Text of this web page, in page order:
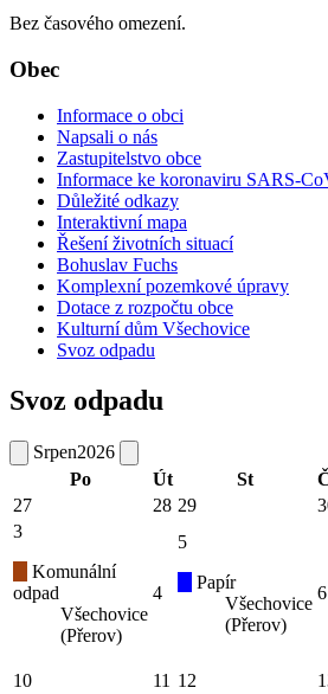
Bez časového omezení.
Obec
Informace o obci
Napsali o nás
Zastupitelstvo obce
Informace ke koronaviru SARS-
Důležité odkazy
Interaktivní mapa
Řešení životních situací
Bohuslav Fuchs
Komplexní pozemkové úpravy
Dotace z rozpočtu obce
Kulturní dům Všechovice
Svoz odpadu
Svoz odpadu
Srpen2026
Po
Út St
27
28 29
3
Komunální
odpad
Všechovice
(Přerov)
4
5
Papír
Všechovice
(Přerov)
6
10 11 12